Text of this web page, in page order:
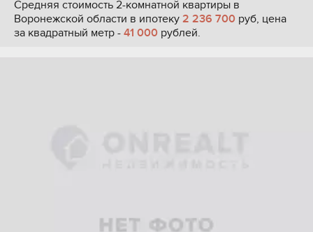
Средняя стоимость 2-комнатной квартиры в
Воронежской области в ипотеку 2 236 700 руб, цена
за квадратный метр - 41 000 рублей.